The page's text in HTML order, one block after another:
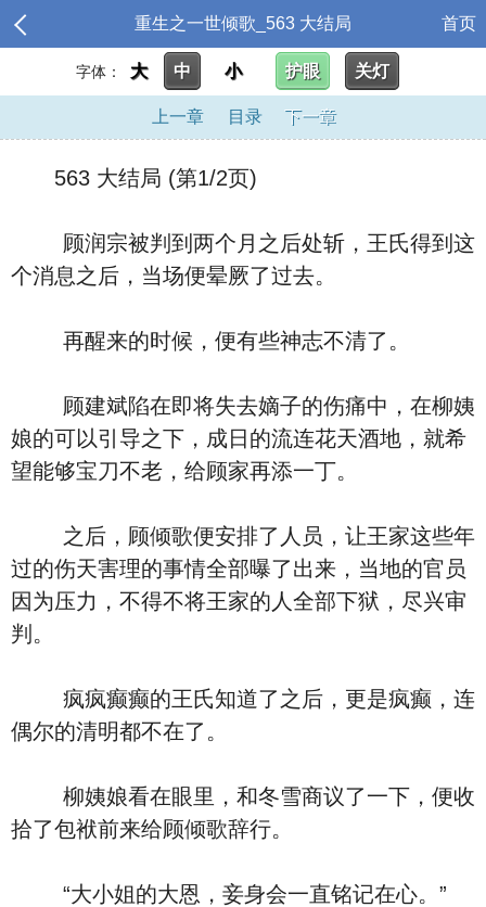
重生之一世倾歌_563 大结局 首页
字体： 大 中 小 护眼 关灯
上一章 目录 下一章
563 大结局 (第1/2页)
顾润宗被判到两个月之后处斩，王氏得到这
个消息之后，当场便晕厥了过去。
再醒来的时候，便有些神志不清了。
顾建斌陷在即将失去嫡子的伤痛中，在柳姨
娘的可以引导之下，成日的流连花天酒地，就希
望能够宝刀不老，给顾家再添一丁。
之后，顾倾歌便安排了人员，让王家这些年
过的伤天害理的事情全部曝了出来，当地的官员
因为压力，不得不将王家的人全部下狱，尽兴审
判。
疯疯癫癫的王氏知道了之后，更是疯癫，连
偶尔的清明都不在了。
柳姨娘看在眼里，和冬雪商议了一下，便收
拾了包袱前来给顾倾歌辞行。
“大小姐的大恩，妾身会一直铭记在心。”